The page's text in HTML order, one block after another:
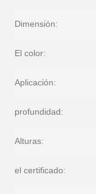
Dimensión:
El color:
Aplicación:
profundidad:
Alturas:
el certificado: